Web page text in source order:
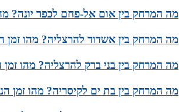
מה המרחק בין אום אל-פחם לכפר יונה?
מה המרחק בין אשדוד להרצליה? מהו זמן
מה המרחק בין בני ברק להרצליה? מהו זמן
מה המרחק בין בת ים לקיסריה? מהו זמן